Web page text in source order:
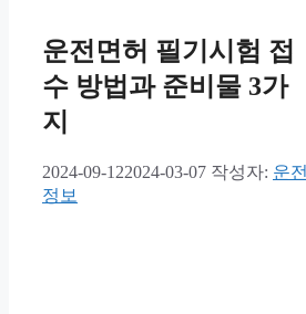
운전면허 필기시험 접
수 방법과 준비물 3가
지
2024-09-122024-03-07 작성자: 운전
정보